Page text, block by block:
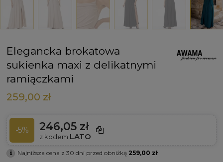
Elegancka brokatowa
sukienka maxi z delikatnymi
ramiączkami
259,00 zł
-5% 246,05 zł
z kodem LATO
Najniższa cena z 30 dni przed obniżką 259,00 zł